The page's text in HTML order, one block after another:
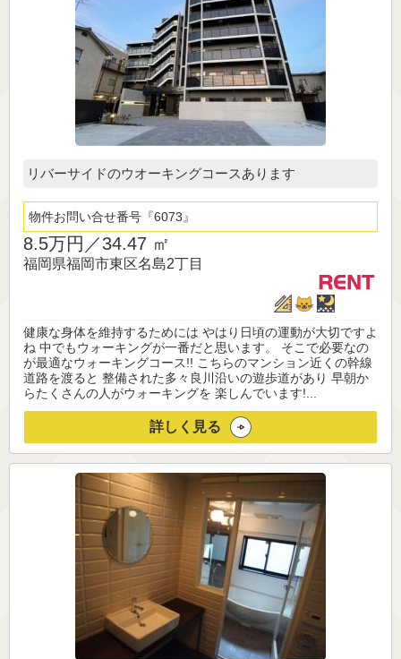
リバーサイドのウオーキングコースあります
物件お問い合せ番号 6073
8.5万円／34.47 ㎡
福岡県福岡市東区名島2丁目
健康な身体を維持するためには やはり日頃の運動が大切ですよ
ね 中でもウォーキングが一番だと思います。 そこで必要なの
が最適なウォーキングコース!! こちらのマンション近くの幹線
道路を渡ると 整備された多々良川沿いの遊歩道があり 早朝か
らたくさんの人がウォーキングを 楽しんでいます!...
詳しく見る